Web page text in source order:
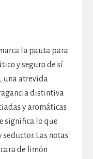
la pauta para
y seguro de sí
una atrevida
distintiva
y aromáticas
significa lo que
Las notas
de limón